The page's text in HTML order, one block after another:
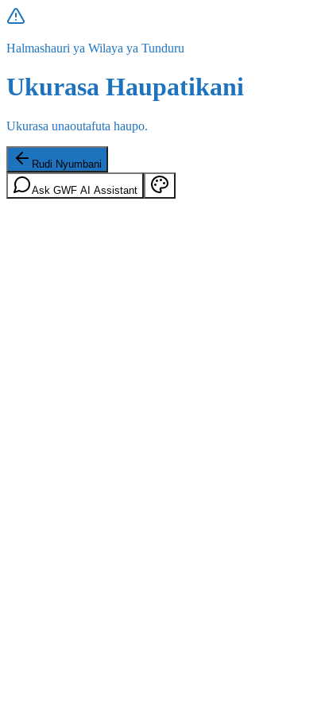
Halmashauri ya Wilaya ya Tunduru
Ukurasa Haupatikani
Ukurasa unaoutafuta haupo.
Rudi Nyumbani
Ask GWF AI Assistant